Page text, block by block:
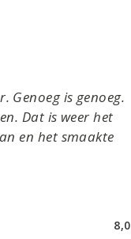
Genoeg is genoeg.
Dat is weer het
en het smaakte
8,0